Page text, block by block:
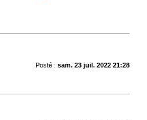
Posté : sam. 23 juil. 2022 21:28